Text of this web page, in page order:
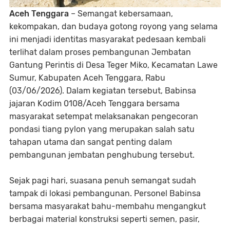
Aceh Tenggara – Semangat kebersamaan,
kekompakan, dan budaya gotong royong yang selama
ini menjadi identitas masyarakat pedesaan kembali
terlihat dalam proses pembangunan Jembatan
Gantung Perintis di Desa Teger Miko, Kecamatan Lawe
Sumur, Kabupaten Aceh Tenggara, Rabu
(03/06/2026). Dalam kegiatan tersebut, Babinsa
jajaran Kodim 0108/Aceh Tenggara bersama
masyarakat setempat melaksanakan pengecoran
pondasi tiang pylon yang merupakan salah satu
tahapan utama dan sangat penting dalam
pembangunan jembatan penghubung tersebut.
Sejak pagi hari, suasana penuh semangat sudah
tampak di lokasi pembangunan. Personel Babinsa
bersama masyarakat bahu-membahu mengangkut
berbagai material konstruksi seperti semen, pasir,